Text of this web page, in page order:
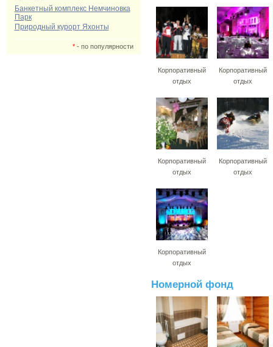
Банкетный комплекс Немчиновка
Парк
Природный курорт Яхонты
*- по популярности
Корпоративный
отдых
Корпоративный
отдых
Корпоративный
отдых
Корпоративный
отдых
Корпоративный
отдых
Номерной фонд